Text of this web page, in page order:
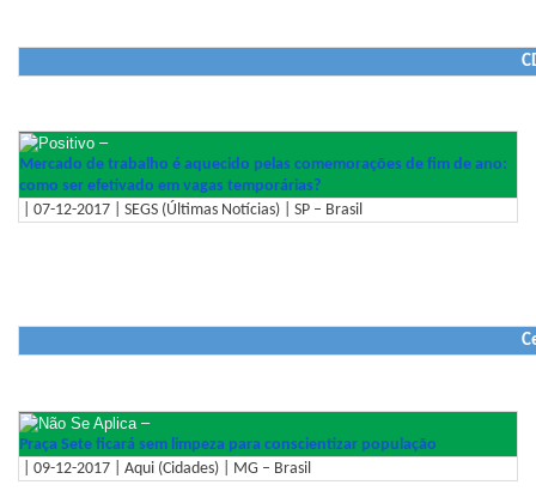
–
Mercado de trabalho é aquecido pelas comemorações de fim de ano:
como ser efetivado em vagas temporárias?
| 07-12-2017 | SEGS (Últimas Notícias) | SP – Brasil
–
Praça Sete ficará sem limpeza para conscientizar população
| 09-12-2017 | Aqui (Cidades) | MG – Brasil